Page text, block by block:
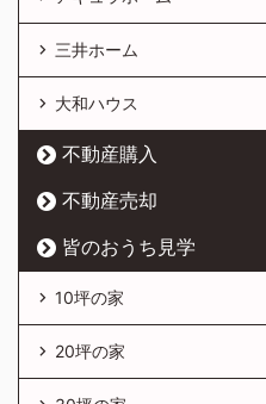
三井ホーム
大和ハウス
不動産購入
不動産売却
皆のおうち見学
10坪の家
20坪の家